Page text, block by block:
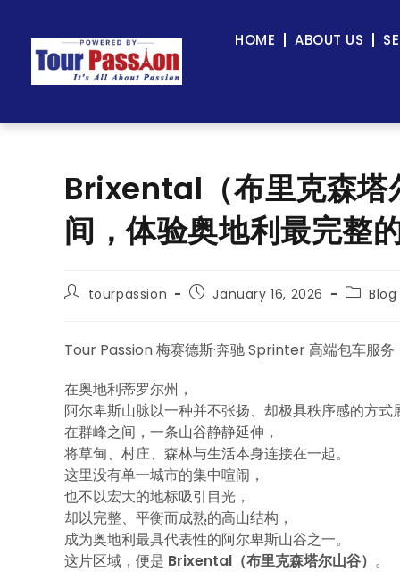
HOME ABOUT US
Brixental（布里克森塔
间，体验奥地利最完整
tourpassion January 16, 2026 Blog
Tour Passion 梅赛德斯·奔驰 Sprinter 高端包车服务
在奥地利蒂罗尔州，
阿尔卑斯山脉以一种并不张扬、却极具秩序感的方式
在群峰之间，一条山谷静静延伸，
将草甸、村庄、森林与生活本身连接在一起。
这里没有单一城市的集中喧闹，
也不以宏大的地标吸引目光，
却以完整、平衡而成熟的高山结构，
成为奥地利最具代表性的阿尔卑斯山谷之一。
这片区域，便是 Brixental（布里克森塔尔山谷） 。